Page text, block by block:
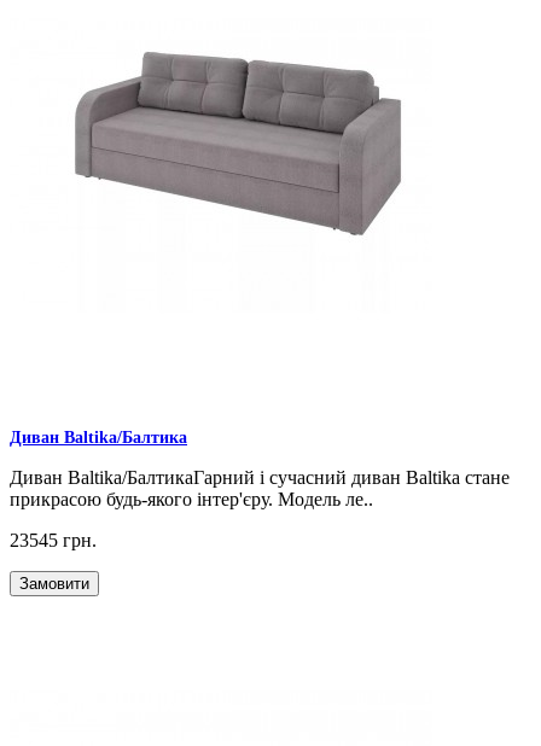
Диван Baltika/Балтика
Диван Baltika/БалтикаГарний і сучасний диван Baltika стане
прикрасою будь-якого інтер'єру. Модель ле..
23545 грн.
Замовити